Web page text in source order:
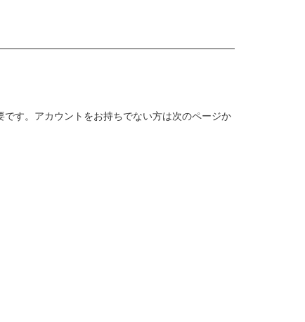
す。アカウントをお持ちでない方は次のページか